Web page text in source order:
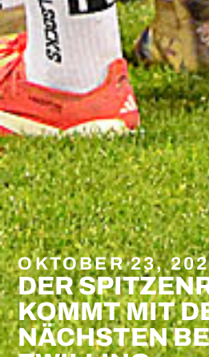
OKTOBER 23,
DER
KOMMT MIT
NÄCHSTEN